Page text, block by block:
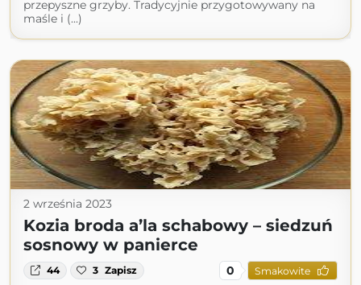
przepyszne grzyby. Tradycyjnie przygotowywany na
maśle i (...)
2 września 2023
Kozia broda a’la schabowy – siedzuń
sosnowy w panierce
44 3 Zapisz 0 Smakowite